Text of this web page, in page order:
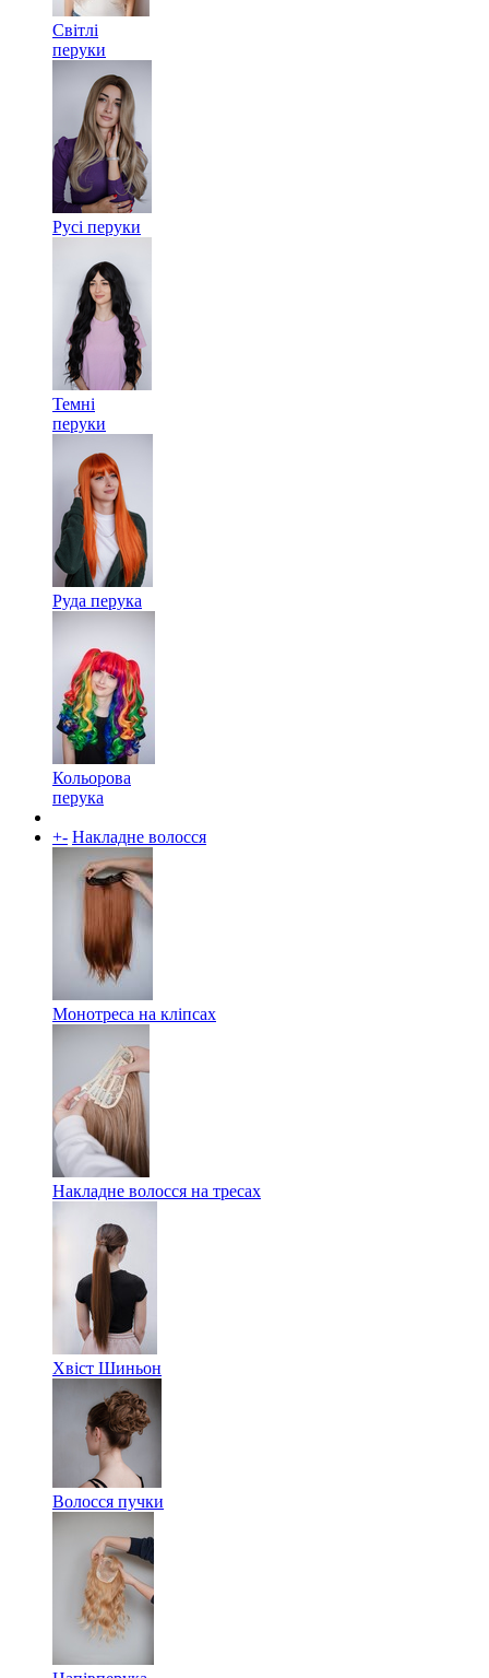
Світлі
перуки
Русі перуки
Темні
перуки
Руда перука
Кольорова
перука
+- Накладне волосся
Монотреса на кліпсах
Накладне волосся на тресах
Хвіст Шиньон
Волосся пучки